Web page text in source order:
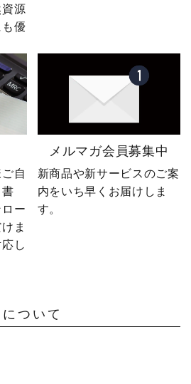
源
優
自
ー
ま
し
メルマガ会員募集中
新商品や新サービスのご案
内をいち早くお届けしま
す。
ついて